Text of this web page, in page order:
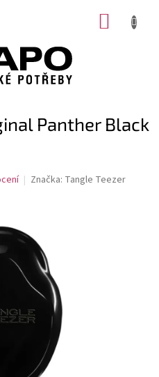
Panther Black
Značka: Tangle Teezer